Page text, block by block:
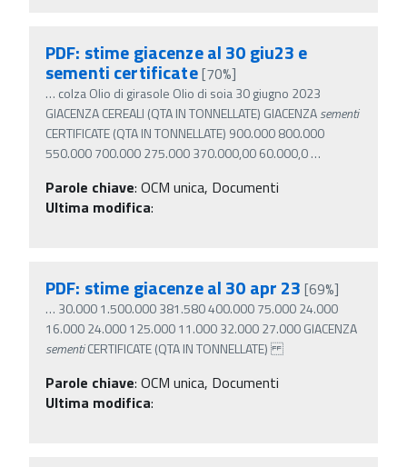
PDF: stime giacenze al 30 giu23 e
sementi certificate[70%]
… colza Olio di girasole Olio di soia 30 giugno 2023
GIACENZA CEREALI (QTA IN TONNELLATE) GIACENZAsementi
CERTIFICATE (QTA IN TONNELLATE) 900.000 800.000
550.000 700.000 275.000 370.000,00 60.000,0…
Parole chiave: OCM unica, Documenti
Ultima modifica:
PDF: stime giacenze al 30 apr 23 [69%]
… 30.000 1.500.000 381.580 400.000 75.000 24.000
16.000 24.000 125.000 11.000 32.000 27.000 GIACENZA
sementiCERTIFICATE (QTA IN TONNELLATE)
Parole chiave: OCM unica, Documenti
Ultima modifica: